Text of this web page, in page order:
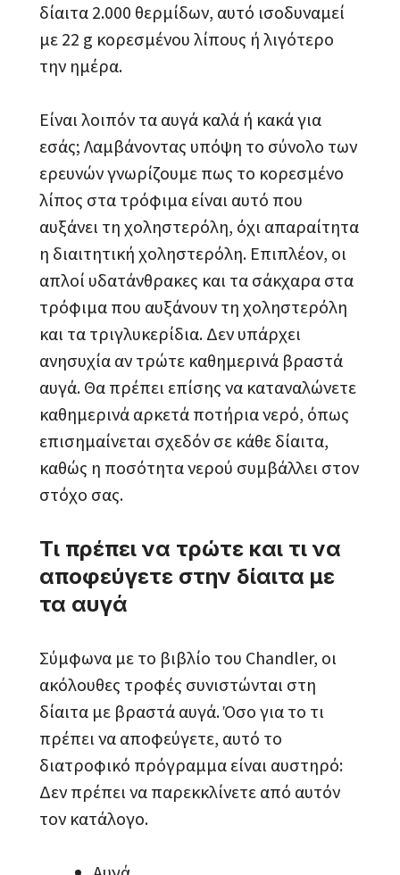
δίαιτα 2.000 θερμίδων, αυτό ισοδυναμεί
με 22 g κορεσμένου λίπους ή λιγότερο
την ημέρα.
Είναι λοιπόν τα αυγά καλά ή κακά για
εσάς; Λαμβάνοντας υπόψη το σύνολο των
ερευνών γνωρίζουμε πως το κορεσμένο
λίπος στα τρόφιμα είναι αυτό που
αυξάνει τη χοληστερόλη, όχι απαραίτητα
η διαιτητική χοληστερόλη. Επιπλέον, οι
απλοί υδατάνθρακες και τα σάκχαρα στα
τρόφιμα που αυξάνουν τη χοληστερόλη
και τα τριγλυκερίδια. Δεν υπάρχει
ανησυχία αν τρώτε καθημερινά βραστά
αυγά. Θα πρέπει επίσης να καταναλώνετε
καθημερινά αρκετά ποτήρια νερό, όπως
επισημαίνεται σχεδόν σε κάθε δίαιτα,
καθώς η ποσότητα νερού συμβάλλει στον
στόχο σας.
Τι πρέπει να τρώτε και τι να
αποφεύγετε στην δίαιτα με
τα αυγά
Σύμφωνα με το βιβλίο του Chandler, οι
ακόλουθες τροφές συνιστώνται στη
δίαιτα με βραστά αυγά. Όσο για το τι
πρέπει να αποφεύγετε, αυτό το
διατροφικό πρόγραμμα είναι αυστηρό:
Δεν πρέπει να παρεκκλίνετε από αυτόν
τον κατάλογο.